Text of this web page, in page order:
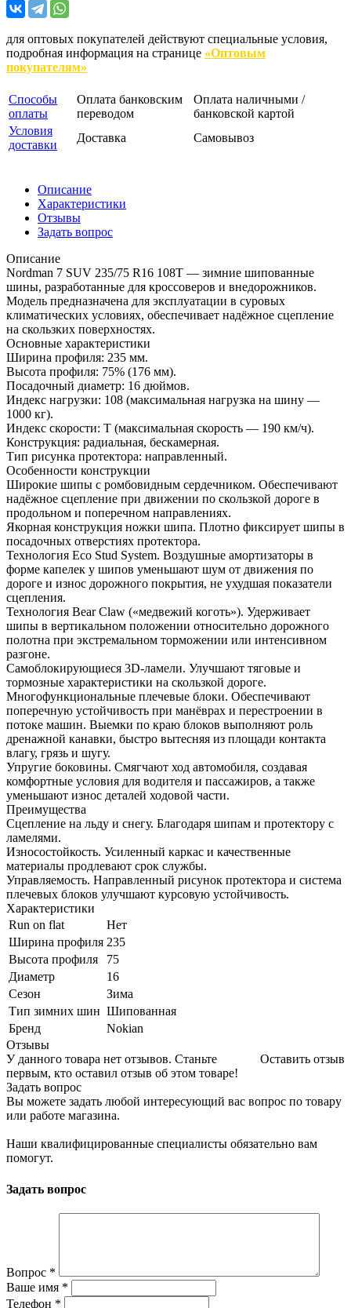
для оптовых покупателей действуют специальные условия,
подробная информация на странице «Оптовым
покупателям»
Способы
оплаты
Оплата банковским
переводом
Оплата наличными /
банковской картой
Условия
доставки
Доставка Самовывоз
Описание
Характеристики
Отзывы
Задать вопрос
Описание
Nordman 7 SUV 235/75 R16 108T — зимние шипованные
шины, разработанные для кроссоверов и внедорожников.
Модель предназначена для эксплуатации в суровых
климатических условиях, обеспечивает надёжное сцепление
на скользких поверхностях.
Основные характеристики
Ширина профиля: 235 мм.
Высота профиля: 75% (176 мм).
Посадочный диаметр: 16 дюймов.
Индекс нагрузки: 108 (максимальная нагрузка на шину —
1000 кг).
Индекс скорости: T (максимальная скорость — 190 км/ч).
Конструкция: радиальная, бескамерная.
Тип рисунка протектора: направленный.
Особенности конструкции
Широкие шипы с ромбовидным сердечником. Обеспечивают
надёжное сцепление при движении по скользкой дороге в
продольном и поперечном направлениях.
Якорная конструкция ножки шипа. Плотно фиксирует шипы в
посадочных отверстиях протектора.
Технология Eco Stud System. Воздушные амортизаторы в
форме капелек у шипов уменьшают шум от движения по
дороге и износ дорожного покрытия, не ухудшая показатели
сцепления.
Технология Bear Claw («медвежий коготь»). Удерживает
шипы в вертикальном положении относительно дорожного
полотна при экстремальном торможении или интенсивном
разгоне.
Самоблокирующиеся 3D-ламели. Улучшают тяговые и
тормозные характеристики на скользкой дороге.
Многофункциональные плечевые блоки. Обеспечивают
поперечную устойчивость при манёврах и перестроении в
потоке машин. Выемки по краю блоков выполняют роль
дренажной канавки, быстро вытесняя из площади контакта
влагу, грязь и шугу.
Упругие боковины. Смягчают ход автомобиля, создавая
комфортные условия для водителя и пассажиров, а также
уменьшают износ деталей ходовой части.
Преимущества
Сцепление на льду и снегу. Благодаря шипам и протектору с
ламелями.
Износостойкость. Усиленный каркас и качественные
материалы продлевают срок службы.
Управляемость. Направленный рисунок протектора и система
плечевых блоков улучшают курсовую устойчивость.
Характеристики
Run on flat
Нет
Ширина профиля 235
Высота профиля
75
Диаметр
16
Сезон
Зима
Тип зимних шин Шипованная
Бренд
Nokian
Отзывы
Оставить отзыв
У данного товара нет отзывов. Станьте
первым, кто оставил отзыв об этом товаре!
Задать вопрос
Вы можете задать любой интересующий вас вопрос по товару
или работе магазина.
Наши квалифицированные специалисты обязательно вам
помогут.
Задать вопрос
Вопрос *
Ваше имя *
Телефон *